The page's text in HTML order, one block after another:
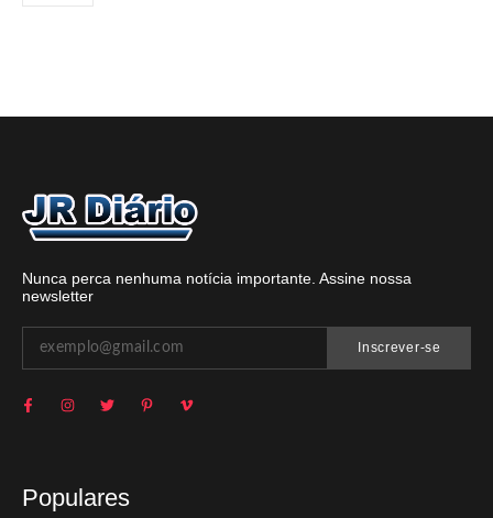
Nunca perca nenhuma notícia importante. Assine nossa
newsletter
Inscrever-se
Populares